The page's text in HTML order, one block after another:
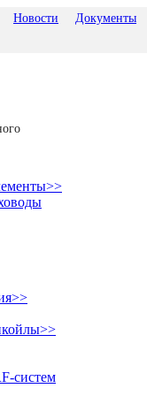
Новости Документы
>>
>>
>>
систем